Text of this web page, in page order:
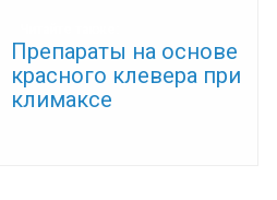
Препараты на основе
красного клевера при
климаксе